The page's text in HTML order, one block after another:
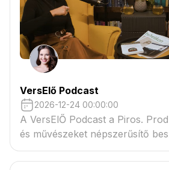
VersElő Podcast
2026-12-24 00:00:00
A VersElŐ Podcast a Piros.
és művészeket népszerűsítő